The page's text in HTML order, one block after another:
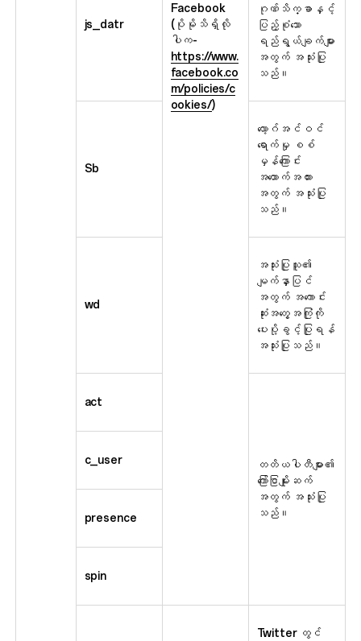
Facebook
(ပိုမိုသိရှိလို
ပါက-
https://www.
facebook.co
m/policies/c
ookies/)
js_datr
ဂုဏ်သိက္ခာနှင့်
ပြည့်စုံသော
ရည်ရွယ်ချက်များ
အတွက် အသုံးပြု
သည်။
Sb
လော့ဂ်အင်ဝင်
ရောက်မှု စစ်
မှန်ကြောင်း
အထောက်အထား
အတွက် အသုံးပြု
သည်။
wd
အသုံးပြုသူ၏
မျက်နှာပြင်
အတွက် အကောင်း
ဆုံးအတွေ့အကြုံကို
ပေးပို့ခွင့်ပြုရန်
အသုံးပြုသည်။
act
တတိယပါတီများ၏
ကြော်ငြာမျိုးဆက်
အတွက် အသုံးပြု
သည်။
c_user
presence
spin
Twitter တွင်